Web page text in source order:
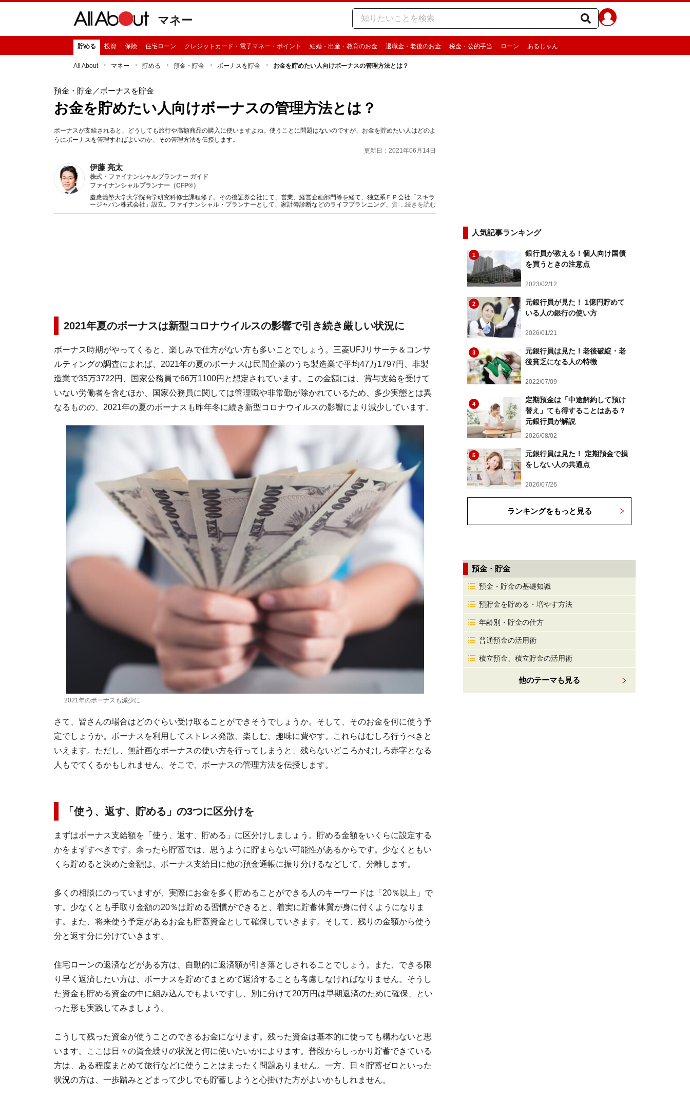
マネー
貯める 投資 保険 住宅ローン クレジットカード・電子マネー・ポイント 結婚・出産・教育のお金 退職金・老後のお金 税金・公的手当 ローン あるじゃん
All About マネー 貯める 預金・貯金 ボーナスを貯金 お金を貯めたい人向けボーナスの管理方法とは？
預金・貯金 ／ボーナスを貯金
お金を貯めたい人向けボーナスの管理方法とは？
ボーナスが支給されると、どうしても旅行や高額商品の購入に使いますよね。使うことに問題はないのですが、お金を貯めたい人はどのよ
うにボーナスを管理すればよいのか、その管理方法を伝授します。
更新日：2021年06月14日
伊藤 亮太
株式・ファイナンシャルプランナー ガイド
ファイナンシャルプランナー（CFP®）
慶應義塾大学大学院商学研究科修士課程修了。その後証券会社にて、営業、経営企画部門等を経て、独立系ＦＰ会社「スキラ
ージャパン株式会社」設立。ファイナンシャル・プランナーとして、家計簿診断などのライフプランニング、資産運用、保険
の見直しなどの相談を行う。執筆・講演も金融機関をはじめ多岐に渡る。
...続きを読む
2021年夏のボーナスは新型コロナウイルスの影響で引き続き厳しい状況に
ボーナス時期がやってくると、楽しみで仕方がない方も多いことでしょう。三菱UFJリサーチ＆コンサ
ルティングの調査によれば、2021年の夏のボーナスは民間企業のうち製造業で平均47万1797円、非製
造業で35万3722円、国家公務員で66万1100円と想定されています。この金額には、賞与支給を受けて
いない労働者を含むほか、国家公務員に関しては管理職や非常勤が除かれているため、多少実態とは異
なるものの、2021年の夏のボーナスも昨年冬に続き新型コロナウイルスの影響により減少しています。
2021年のボーナスも減少に
さて、皆さんの場合はどのぐらい受け取ることができそうでしょうか。そして、そのお金を何に使う予
定でしょうか。ボーナスを利用してストレス発散、楽しむ、趣味に費やす。これらはむしろ行うべきと
いえます。ただし、無計画なボーナスの使い方を行ってしまうと、残らないどころかむしろ赤字となる
人もでてくるかもしれません。そこで、ボーナスの管理方法を伝授します。
「使う、返す、貯める」の3つに区分けを
まずはボーナス支給額を「使う、返す、貯める」に区分けしましょう。貯める金額をいくらに設定する
かをまずすべきです。余ったら貯蓄では、思うように貯まらない可能性があるからです。少なくともい
くら貯めると決めた金額は、ボーナス支給日に他の預金通帳に振り分けるなどして、分離します。
多くの相談にのっていますが、実際にお金を多く貯めることができる人のキーワードは「20％以上」で
す。少なくとも手取り金額の20％は貯める習慣ができると、着実に貯蓄体質が身に付くようになりま
す。また、将来使う予定があるお金も貯蓄資金として確保していきます。そして、残りの金額から使う
分と返す分に分けていきます。
住宅ローンの返済などがある方は、自動的に返済額が引き落としされることでしょう。また、できる限
り早く返済したい方は、ボーナスを貯めてまとめて返済することも考慮しなければなりません。そうし
た資金も貯める資金の中に組み込んでもよいですし、別に分けて20万円は早期返済のために確保、とい
った形も実践してみましょう。
こうして残った資金が使うことのできるお金になります。残った資金は基本的に使っても構わないと思
います。ここは日々の資金繰りの状況と何に使いたいかによります。普段からしっかり貯蓄できている
方は、ある程度まとめて旅行などに使うことはまったく問題ありません。一方、日々貯蓄ゼロといった
状況の方は、一歩踏みとどまって少しでも貯蓄しようと心掛けた方がよいかもしれません。
人気記事ランキング
1
銀行員が教える！個人向け国債
を買うときの注意点
2023/02/12
2
元銀行員が見た！ 1億円貯めて
いる人の銀行の使い方
2026/01/21
3
元銀行員は見た！老後破綻・老
後貧乏になる人の特徴
2022/07/09
4
定期預金は「中途解約して預け
替え」ても得することはある？
元銀行員が解説
2026/08/02
5
元銀行員は見た！ 定期預金で損
をしない人の共通点
2026/07/26
ランキングをもっと見る
預金・貯金
預金・貯金の基礎知識
預貯金を貯める・増やす方法
年齢別・貯金の仕方
普通預金の活用術
積立預金、積立貯金の活用術
他のテーマも見る